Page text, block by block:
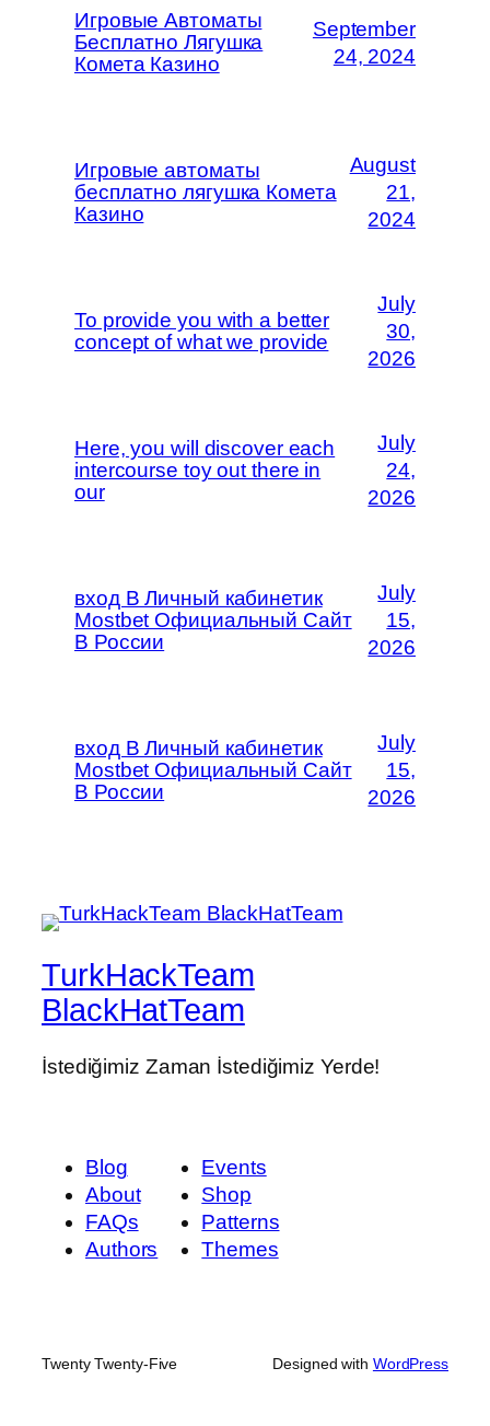
Игровые Автоматы
Бесплатно Лягушка
Комета Казино
September
24, 2024
Игровые автоматы
бесплатно лягушка Комета
Казино
August
21,
2024
To provide you with a better
concept of what we provide
July
30,
2026
Here, you will discover each
intercourse toy out there in
our
July
24,
2026
вход В Личный кабинетик
Mostbet Официальный Сайт
В России
July
15,
2026
вход В Личный кабинетик
Mostbet Официальный Сайт
В России
July
15,
2026
TurkHackTeam
BlackHatTeam
İstediğimiz Zaman İstediğimiz Yerde!
Blog
About
FAQs
Authors
Events
Shop
Patterns
Themes
Twenty Twenty-Five Designed with WordPress